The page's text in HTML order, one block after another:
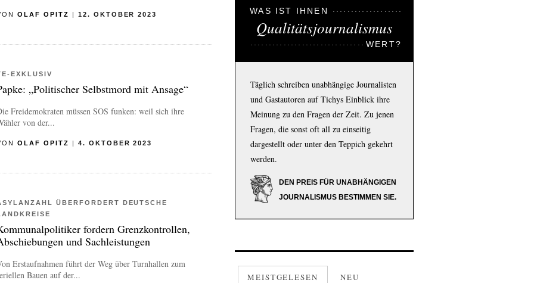
OLAF OPITZ | 12. OKTOBER 2023
EXKLUSIV
„Politischer Selbstmord mit Ansage“
Freidemokraten müssen SOS funken: weil sich ihre
von der...
OLAF OPITZ | 4. OKTOBER 2023
ÜBERFORDERT DEUTSCHE
fordern Grenzkontrollen,
und Sachleistungen
Erstaufnahmen führt der Weg über Turnhallen zum
Bauen auf der...
WAS IST IHNEN
Qualitätsjournalismus
WERT?
Täglich schreiben unabhängige Journalisten
und Gastautoren auf Tichys Einblick ihre
Meinung zu den Fragen der Zeit. Zu jenen
Fragen, die sonst oft all zu einseitig
dargestellt oder unter den Teppich gekehrt
werden.
DEN PREIS FÜR UNABHÄNGIGEN
JOURNALISMUS BESTIMMEN SIE.
MEISTGELESEN NEU